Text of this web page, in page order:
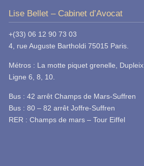
Lise Bellet – Cabinet d’Avocat
+(33) 06 12 90 73 03
4, rue Auguste Bartholdi 75015 Paris.
Métros : La motte piquet grenelle, Dupleix
Ligne 6, 8, 10.
Bus : 42 arrêt Champs de Mars-Suffren
Bus : 80 – 82 arrêt Joffre-Suffren
RER : Champs de mars – Tour Eiffel